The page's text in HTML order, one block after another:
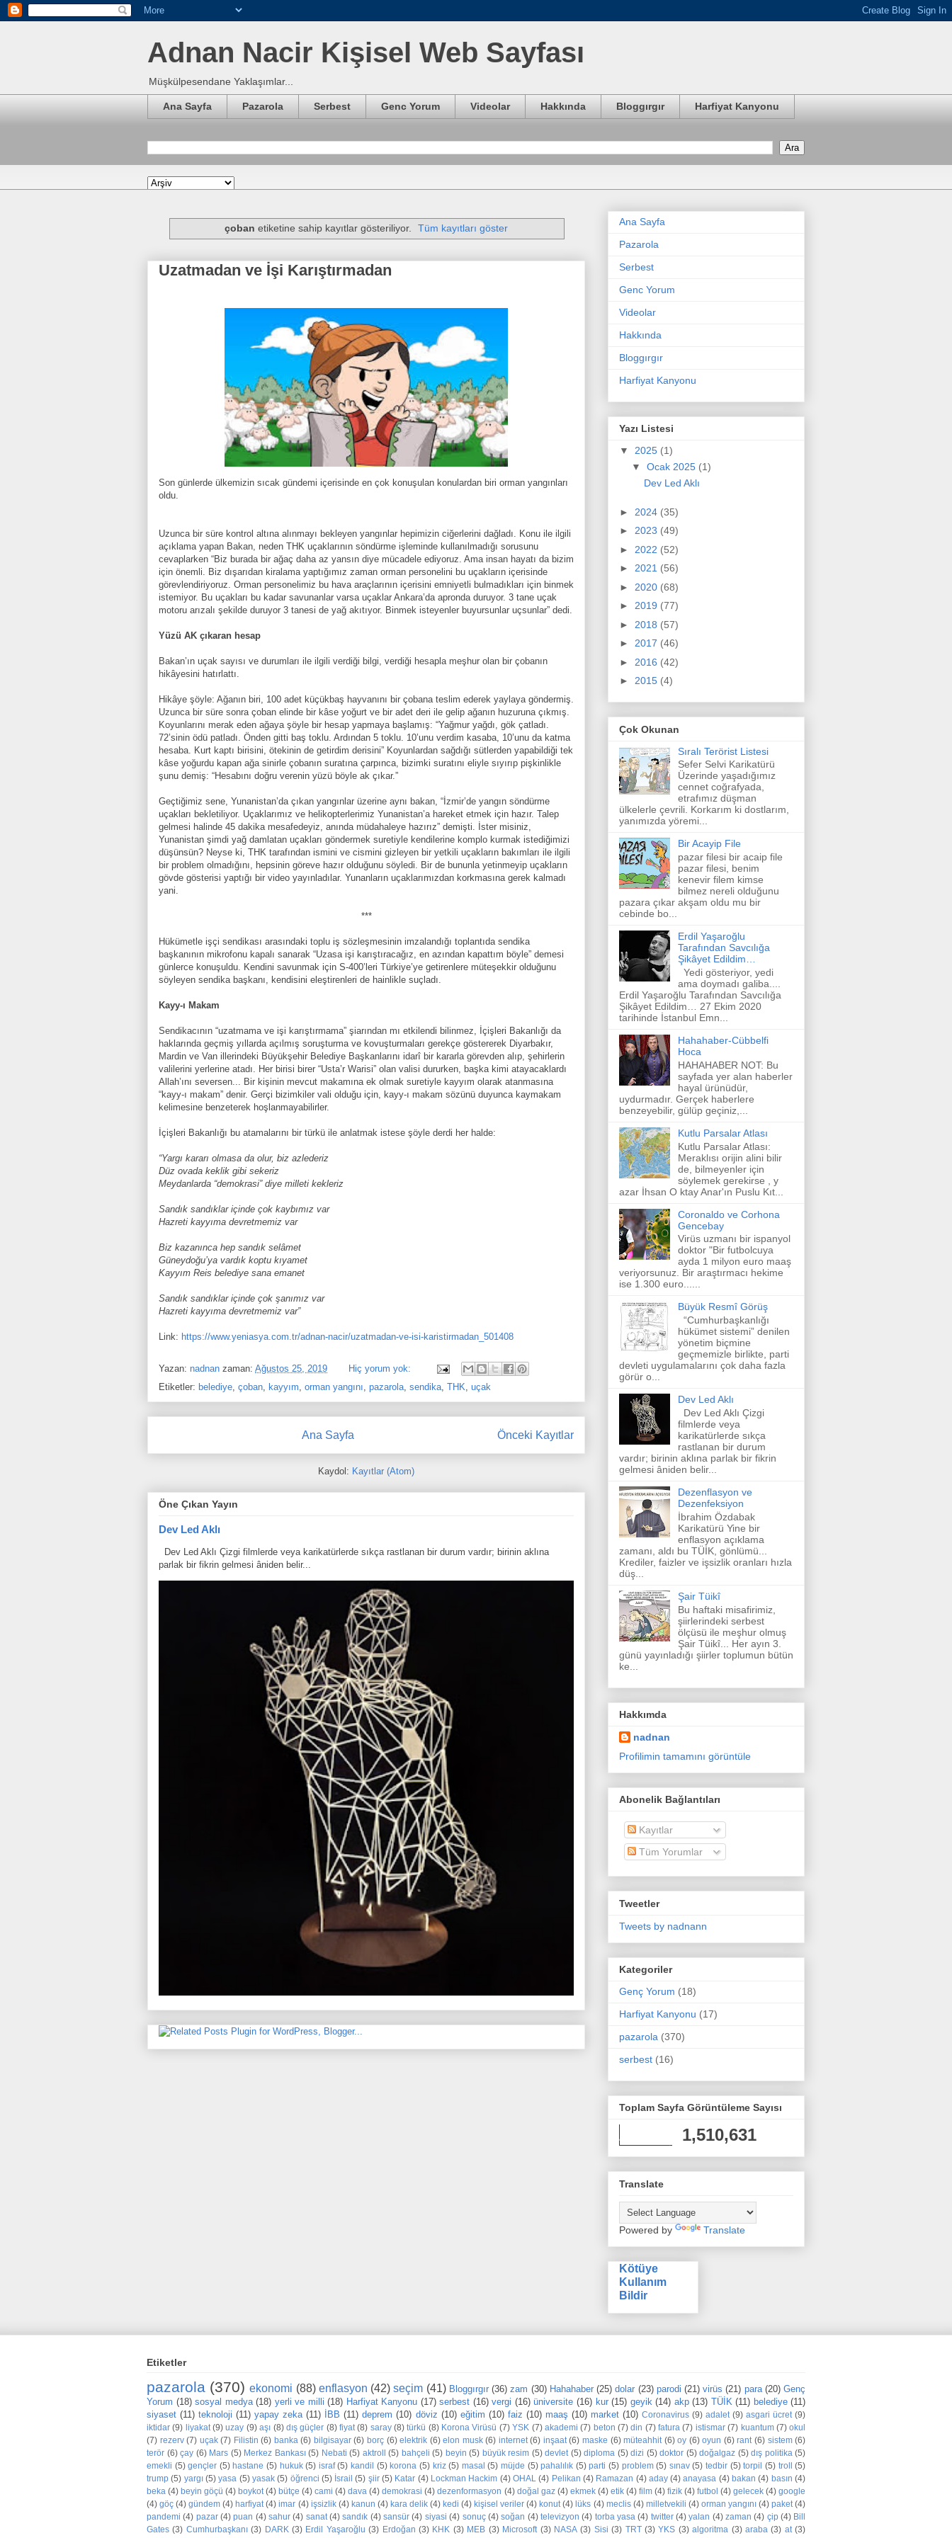
Adnan Nacir Kişisel Web Sayfası
Müşkülpesendane Yaklaşımlar...
Ana Sayfa Pazarola Serbest Genc Yorum Videolar Hakkında Bloggırgır Harfiyat Kanyonu
çoban etiketine sahip kayıtlar gösteriliyor. Tüm kayıtları göster
Uzatmadan ve İşi Karıştırmadan
Son günlerde ülkemizin sıcak gündemi içerisinde en çok konuşulan konulardan biri orman yangınları
oldu.
Uzunca bir süre kontrol altına alınmayı bekleyen yangınlar hepimizin ciğerlerini dağladı. Konu ile ilgili
açıklama yapan Bakan, neden THK uçaklarının söndürme işleminde kullanılmadığı sorusunu
cevaplarken “Biz burada bir ağaç daha az yansın diye mücadele ediyoruz. Ama insan hayatı da bizim
için önemli. Biz dışarıdan kiralama yaptığımız zaman orman personelini bu uçakların içerisinde
görevlendiriyoruz. Orman personelimiz bu hava araçlarının içerisini emniyetli bulmadıkları için binmek
istemiyor. Bu uçakları bu kadar savunanlar varsa uçaklar Ankara’da apronda duruyor. 3 tane uçak
motoru arızalı şekilde duruyor 3 tanesi de yağ akıtıyor. Binmek isteyenler buyursunlar uçsunlar” dedi.
Yüzü AK çıkaran hesap
Bakan’ın uçak sayısı ve durumları ile ilgili verdiği bilgi, verdiği hesapla meşhur olan bir çobanın
hikâyesini hatırlattı.
Hikâye şöyle: Ağanın biri, 100 adet küçükbaş hayvanını bir çobana teslim ederek yaylaya göndermiş.
Uzunca bir süre sonra çoban elinde bir kâse yoğurt ve bir adet deri ile gelip ağanın huzuruna çıkmış.
Koyunlarını merak eden ağaya şöyle bir hesap yapmaya başlamış: “Yağmur yağdı, gök çatladı.
72’sinin ödü patladı. Önden gitti baş toklu. Ardından 5 toklu. 10’unu verdim kasaba, 10’unu da katma
hesaba. Kurt kaptı birisini, ötekinin de getirdim derisini” Koyunlardan sağdığı sütlerden yapabildiği tek
kâse yoğurdu kapan ağa sinirle çobanın suratına çarpınca, bizimki suratını eliyle sıyırıp pişkinlikle
şunu demiş: “Hesabını doğru verenin yüzü böyle ak çıkar.”
Geçtiğimiz sene, Yunanistan’da çıkan yangınlar üzerine aynı bakan, “İzmir’de yangın söndürme
uçakları bekletiliyor. Uçaklarımız ve helikopterlerimiz Yunanistan’a hareket etmek için hazır. Talep
gelmesi halinde 45 dakika mesafedeyiz, anında müdahaleye hazırız” demişti. İster misiniz,
Yunanistan şimdi yağ damlatan uçakları göndermek suretiyle kendilerine komplo kurmak istediğimizi
düşünsün? Neyse ki, THK tarafından ismini ve cismini gizleyen bir yetkili uçakların bakımları ile ilgili
bir problem olmadığını, hepsinin göreve hazır olduğunu söyledi. Bir de bununla yetinmeyip uçakların
gövde gösterisi yaptığı bir video yayınladılar. Yunanların uçaklarımızdan korkmasına gerek kalmadı
yani.
***
Hükümetle işçi sendikası arasındaki toplu iş sözleşmesinin imzalandığı toplantıda sendika
başkanının mikrofonu kapalı sanarak “Uzasa işi karıştıracağız, en azından kapattım böyle” demesi
günlerce konuşuldu. Kendini savunmak için S-400’leri Türkiye’ye getirenlere müteşekkir olduğunu
söyleyen sendika başkanı, kendisini eleştirenleri de hainlikle suçladı.
Kayy-ı Makam
Sendikacının “uzatmama ve işi karıştırmama” şiarından mı etkilendi bilinmez, İçişleri Bakanlığı da
haklarında geçmiş yıllarda açılmış soruşturma ve kovuşturmaları gerekçe göstererek Diyarbakır,
Mardin ve Van illerindeki Büyükşehir Belediye Başkanlarını idarî bir kararla görevden alıp, şehirlerin
valilerini yerlerine atadı. Her birisi birer “Usta’r Warisi” olan valisi dururken, başka kimi atayacaklardı
Allah’ını seversen... Bir kişinin mevcut makamına ek olmak suretiyle kayyım olarak atanmasına
“kayy-ı makam” denir. Gerçi bizimkiler vali olduğu için, kayy-ı makam sözünü duyunca kaymakam
kelimesine benzeterek hoşlanmayabilirler.
İçişleri Bakanlığı bu atamalarını bir türkü ile anlatmak istese şöyle derdi her halde:
“Yargı kararı olmasa da olur, biz azlederiz
Düz ovada keklik gibi sekeriz
Meydanlarda “demokrasi” diye milleti kekleriz
Sandık sandıklar içinde çok kaybımız var
Hazreti kayyıma devretmemiz var
Biz kazanınca hep sandık selâmet
Güneydoğu’ya vardık koptu kıyamet
Kayyım Reis belediye sana emanet
Sandık sandıklar içinde çok şanımız var
Hazreti kayyıma devretmemiz var”
Link: https://www.yeniasya.com.tr/adnan-nacir/uzatmadan-ve-isi-karistirmadan_501408
Yazan: nadnan zaman: Ağustos 25, 2019
Hiç yorum yok:
Etiketler: belediye, çoban, kayyım, orman yangını, pazarola, sendika, THK, uçak
Önceki Kayıtlar
Ana Sayfa
Kaydol: Kayıtlar (Atom)
Öne Çıkan Yayın
Dev Led Aklı
Dev Led Aklı Çizgi filmlerde veya karikatürlerde sıkça rastlanan bir durum vardır; birinin aklına
parlak bir fikrin gelmesi âniden belir...
Ana Sayfa
Pazarola
Serbest
Genc Yorum
Videolar
Hakkında
Bloggırgır
Harfiyat Kanyonu
Yazı Listesi
▼ 2025 (1)
▼ Ocak 2025 (1)
Dev Led Aklı
► 2024 (35)
► 2023 (49)
► 2022 (52)
► 2021 (56)
► 2020 (68)
► 2019 (77)
► 2018 (57)
► 2017 (46)
► 2016 (42)
► 2015 (4)
Çok Okunan
Sıralı Terörist Listesi
Sefer Selvi Karikatürü
Üzerinde yaşadığımız
cennet coğrafyada,
etrafımız düşman
ülkelerle çevrili. Korkarım ki dostlarım,
yanımızda yöremi...
Bir Acayip File
pazar filesi bir acaip file
pazar filesi, benim
kenevir filem kimse
bilmez nereli olduğunu
pazara çıkar akşam oldu mu bir
cebinde bo...
Erdil Yaşaroğlu
Tarafından Savcılığa
Şikâyet Edildim…
Yedi gösteriyor, yedi
ama doymadı galiba....
Erdil Yaşaroğlu Tarafından Savcılığa
Şikâyet Edildim… 27 Ekim 2020
tarihinde İstanbul Emn...
Hahahaber-Cübbelfi
Hoca
HAHAHABER NOT: Bu
sayfada yer alan haberler
hayal ürünüdür,
uydurmadır. Gerçek haberlere
benzeyebilir, gülüp geçiniz,...
Kutlu Parsalar Atlası
Kutlu Parsalar Atlası:
Meraklısı orijin alini bilir
de, bilmeyenler için
söylemek gerekirse , y
azar İhsan O ktay Anar'ın Puslu Kıt...
Coronaldo ve Corhona
Gencebay
Virüs uzmanı bir ispanyol
doktor "Bir futbolcuya
ayda 1 milyon euro maaş
veriyorsunuz. Bir araştırmacı hekime
ise 1.300 euro......
Büyük Resmî Görüş
“Cumhurbaşkanlığı
hükümet sistemi” denilen
yönetim biçmine
geçmemizle birlikte, parti
devleti uygulamalarını çok daha fazla
görür o...
Dev Led Aklı
Dev Led Aklı Çizgi
filmlerde veya
karikatürlerde sıkça
rastlanan bir durum
vardır; birinin aklına parlak bir fikrin
gelmesi âniden belir...
Dezenflasyon ve
Dezenfeksiyon
İbrahim Özdabak
Karikatürü Yine bir
enflasyon açıklama
zamanı, aldı bu TÜİK, gönlümü...
Krediler, faizler ve işsizlik oranları hızla
düş...
Şair Tüikî
Bu haftaki misafirimiz,
şiirlerindeki serbest
ölçüsü ile meşhur olmuş
Şair Tüikî... Her ayın 3.
günü yayınladığı şiirler toplumun bütün
ke...
Hakkımda
nadnan
Profilimin tamamını görüntüle
Abonelik Bağlantıları
Kayıtlar
Tüm Yorumlar
Tweetler
Tweets by nadnann
Kategoriler
Genç Yorum (18)
Harfiyat Kanyonu (17)
pazarola (370)
serbest (16)
Toplam Sayfa Görüntüleme Sayısı
1,510,631
Translate
Powered by Translate
Kötüye
Kullanım
Bildir
Etiketler
pazarola (370) ekonomi (88) enflasyon (42) seçim (41) Bloggırgır (36) zam (30) Hahahaber (25) dolar (23) parodi (21) virüs (21) para (20) Genç
Yorum (18) sosyal medya (18) yerli ve milli (18) Harfiyat Kanyonu (17) serbest (16) vergi (16) üniversite (16) kur (15) geyik (14) akp (13) TÜİK (11) belediye (11)
siyaset (11) teknoloji (11) yapay zeka (11) İBB (11) deprem (10) döviz (10) eğitim (10) faiz (10) maaş (10) market (10) Coronavirus (9) adalet (9) asgari ücret (9)
iktidar (9) liyakat (9) uzay (9) aşı (8) dış güçler (8) fiyat (8) saray (8) türkü (8) Korona Virüsü (7) YSK (7) akademi (7) beton (7) din (7) fatura (7) istismar (7) kuantum (7) okul
(7) rezerv (7) uçak (7) Filistin (6) banka (6) bilgisayar (6) borç (6) elektrik (6) elon musk (6) internet (6) inşaat (6) maske (6) müteahhit (6) oy (6) oyun (6) rant (6) sistem (6)
terör (6) çay (6) Mars (5) Merkez Bankası (5) Nebati (5) aktroll (5) bahçeli (5) beyin (5) büyük resim (5) devlet (5) diploma (5) dizi (5) doktor (5) doğalgaz (5) dış politika (5)
emekli (5) gençler (5) hastane (5) hukuk (5) israf (5) kandil (5) korona (5) kriz (5) masal (5) müjde (5) pahalılık (5) parti (5) problem (5) sınav (5) tedbir (5) torpil (5) troll
(5)
trump (5) yargı (5) yasa (5) yasak (5) öğrenci (5) İsrail (5) şiir (5) Katar (4) Lockman Hackim (4) OHAL (4) Pelikan (4) Ramazan (4) aday (4) anayasa (4) bakan (4) basın (4)
beka (4) beyin göçü (4) boykot (4) bütçe (4) cami (4) dava (4) demokrasi (4) dezenformasyon (4) doğal gaz (4) ekmek (4) etik (4) film (4) fizik (4) futbol (4) gelecek (4) google
(4) göç (4) gündem (4) harfiyat (4) imar (4) işsizlik (4) kanun (4) kara delik (4) kedi (4) kişisel veriler (4) konut (4) lüks (4) meclis (4) milletvekili (4) orman yangını (4) paket (4)
pandemi (4) pazar (4) puan (4) sahur (4) sanat (4) sandık (4) sansür (4) siyasi (4) sonuç (4) soğan (4) televizyon (4) torba yasa (4) twitter (4) yalan (4) zaman (4) çip (4) Bill
Gates (3) Cumhurbaşkanı (3) DARK (3) Erdil Yaşaroğlu (3) Erdoğan (3) KHK (3) MEB (3) Microsoft (3) NASA (3) Sisi (3) TRT (3) YKS (3) algoritma (3) araba (3) at (3)